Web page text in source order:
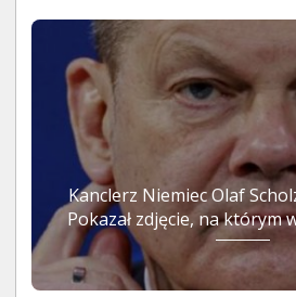
Kanclerz Niemiec Olaf
Pokazał zdjęcie, na którym